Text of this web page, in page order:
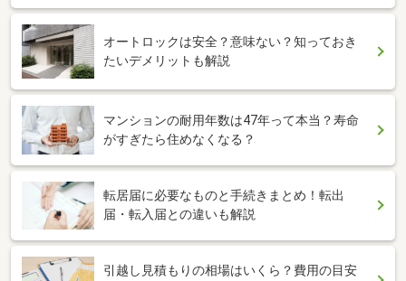
オートロックは安全？意味ない？知っておき
たいデメリットも解説
マンションの耐用年数は47年って本当？寿命
がすぎたら住めなくなる？
転居届に必要なものと手続きまとめ！転出
届・転入届との違いも解説
引越し見積もりの相場はいくら？費用の目安